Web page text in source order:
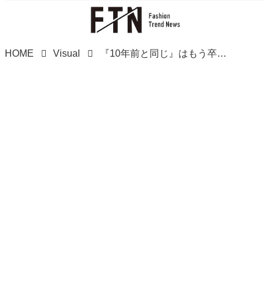
HOME Visual 『10年前と同じ』はもう卒業！【ユニクロ】40・50代の美脚見え♡「垢抜けジーンズ」